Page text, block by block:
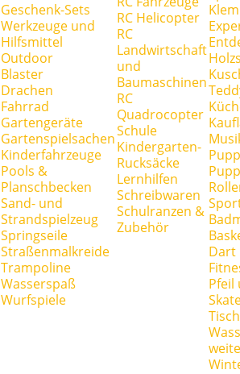
Geschenk-Sets
Werkzeuge und
Hilfsmittel
Outdoor
Blaster
Drachen
Fahrrad
Gartengeräte
Gartenspielsachen
Kinderfahrzeuge
Pools &
Planschbecken
Sand- und
Strandspielzeug
Springseile
Straßenmalkreide
Trampoline
Wasserspaß
Wurfspiele
RC Helicopter
RC
Landwirtschaft
und
Baumaschinen
RC
Quadrocopter
Schule
Kindergarten-
Rucksäcke
Lernhilfen
Schreibwaren
Schulranzen &
Zubehör
Dart
Pfeil